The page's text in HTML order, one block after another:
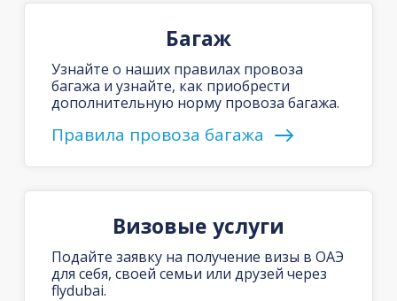
Багаж
Узнайте о наших правилах провоза
багажа и узнайте, как приобрести
дополнительную норму провоза багажа.
Правила провоза багажа
Визовые услуги
Подайте заявку на получение визы в ОАЭ
для себя, своей семьи или друзей через
flydubai.